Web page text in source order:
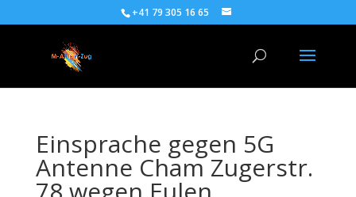
+41 79 305 16 65
Einsprache gegen 5G
Antenne Cham Zugerstr.